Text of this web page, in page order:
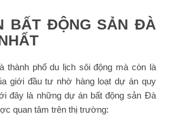
BẤT ĐỘNG SẢN ĐÀ
thành phố du lịch sôi động mà còn là
giới đầu tư nhờ hàng loạt dự án quy
đây là những dự án bất động sản Đà
quan tâm trên thị trường: